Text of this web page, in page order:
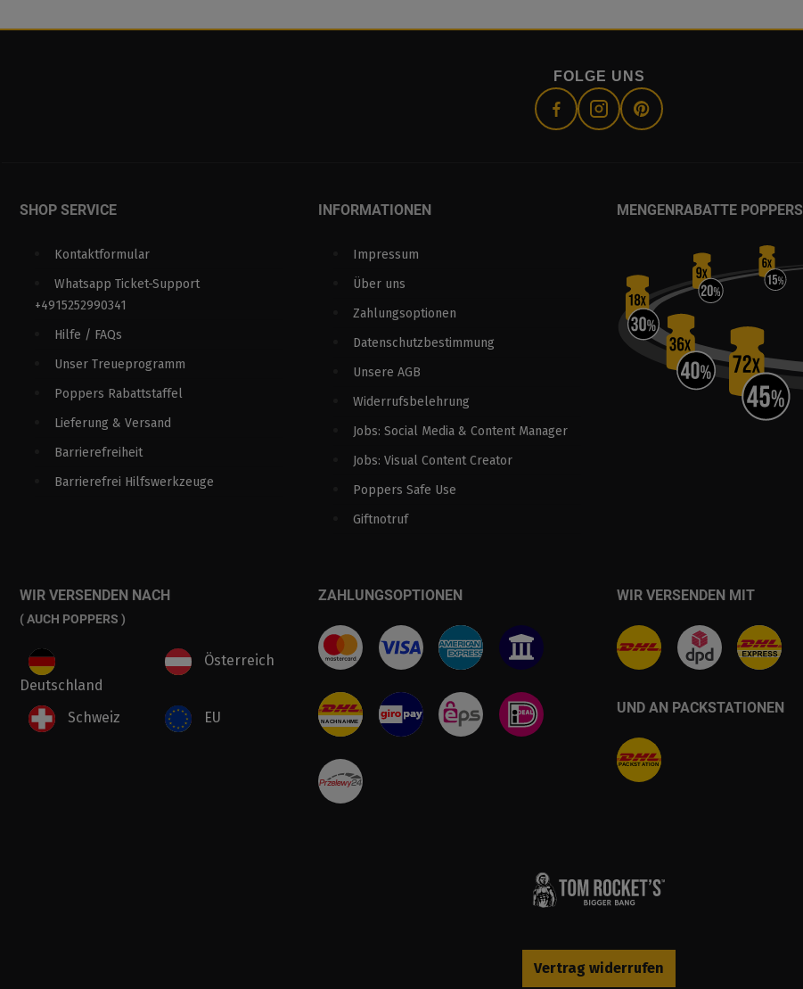
FOLGE UNS
SHOP SERVICE
Kontaktformular
Whatsapp Ticket-Support
+4915252990341
Hilfe / FAQs
Unser Treueprogramm
Poppers Rabattstaffel
Lieferung & Versand
Barrierefreiheit
Barrierefrei Hilfswerkzeuge
INFORMATIONEN
Impressum
Über uns
Zahlungsoptionen
Datenschutzbestimmung
Unsere AGB
Widerrufsbelehrung
Jobs: Social Media & Content Manager
Jobs: Visual Content Creator
Poppers Safe Use
Giftnotruf
MENGENRABATTE POPPERS
WIR VERSENDEN NACH
( AUCH POPPERS )
Deutschland
Österreich
Schweiz EU
ZAHLUNGSOPTIONEN WIR VERSENDEN MIT
UND AN PACKSTATIONEN
Vertrag widerrufen